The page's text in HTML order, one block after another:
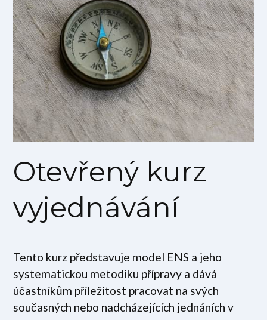
Otevřený kurz
vyjednávání
Tento kurz představuje model ENS a jeho
systematickou metodiku přípravy a dává
účastníkům příležitost pracovat na svých
současných nebo nadcházejících jednáních v